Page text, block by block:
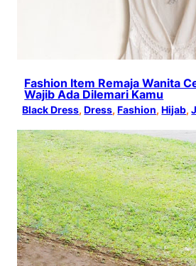
Fashion Item Remaja Wanita
Wajib Ada Dilemari Kamu
Black Dress, Dress, Fashion, Hijab,